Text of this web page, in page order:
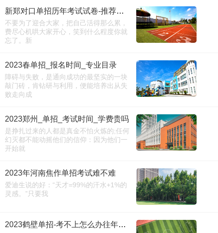
新郑对口单招历年考试试卷-推荐阅读
不要为了迎合大家，把自己活得那么累，
费尽心机哄大家开心，笑到什么程度你就
忘了。新
2023春单招_报名时间_专业目录
障碍与失败，是通向成功的最坚实的一块
敲门砖，肯钻研与利用，便能培养出从失
败走向成
2023郑州_单招_考试时间_学费贵吗
是挣扎过来的人都是真金不怕火炼的;任何
幻灭都不能动摇他们的信仰：因为他们一
开始就
2023年河南焦作单招考试难不难
爱迪生说的好：“天才=99%的汗水+1%的
灵感。”只要我
2023鹤壁单招-考不上怎么办往年分数线-咨询必看